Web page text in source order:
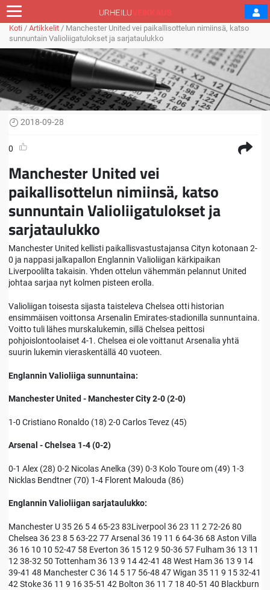
Koti / Artikkelit / Manchester United vei paikallisottelun nimiinsä, katso
sunnuntain Valioliigatulokset ja sarjataulukko
2018-09-28
0
Manchester United vei
paikallisottelun nimiinsä, katso
sunnuntain Valioliigatulokset ja
sarjataulukko
Manchester United kellisti paikallisvastustajansa Cityn kotonaan 2-
0 ja nappasi jalkapallon Englannin Valioliigan kärkipaikan
Liverpoolilta takaisin. Yhden ottelun vähemmän pelannut United
johtaa sarjaa nyt kolmen pisteen erolla.
Valioliigan toisesta sijasta taisteleva Chelsea otti historian
ensimmäisen voittonsa Arsenalin Emirates-stadionilla sunnuntaina.
Voitto tuli lähes murskalukemin, sillä Chelsea peittosi
pohjoislontoolaiset 4-1. Chelsea ei ole voittanut Arsenalia yhtä
suurin lukemin vieraskentällä 40 vuoteen.
Englannin Valioliiga sunnuntaina:
Manchester United - Manchester City 2-0 (2-0)
1-0 Cristiano Ronaldo (18) 2-0 Carlos Tevez (45)
Arsenal - Chelsea 1-4 (0-2)
0-1 Alex (28) 0-2 Nicolas Anelka (39) 0-3 Kolo Toure om (49) 1-3
Nicklas Bendtner (70) 1-4 Florent Malouda (86)
Englannin Valioliigan sarjataulukko:
Manchester U 35 26 5 4 65-23 83Liverpool 36 23 11 2 72-26 80
Chelsea 36 23 8 5 63-22 77 Arsenal 36 19 11 6 64-36 68 Aston Villa
36 16 10 10 52-47 58 Everton 36 15 12 9 50-36 57 Fulham 36 13 11
12 38-32 50 Tottenham 36 13 9 14 42-41 48 West Ham 36 13 9 14
39-41 48 Manchester C 36 14 5 17 56-48 47 Wigan 35 11 9 15 32-41
42 Stoke 36 11 9 16 35-51 42 Bolton 36 11 7 18 40-51 40 Blackburn